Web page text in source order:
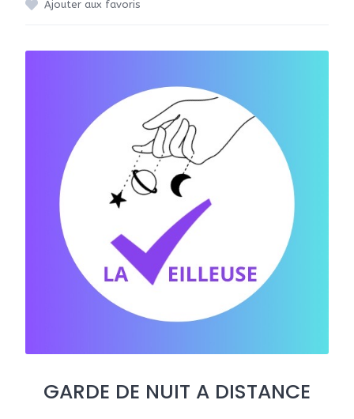
Ajouter aux favoris
GARDE DE NUIT A DISTANCE